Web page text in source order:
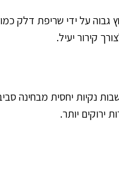
על ידי שריפת דלק
קירור יעיל.
נקיות יחסית מבחינה
ירוקים יותר.